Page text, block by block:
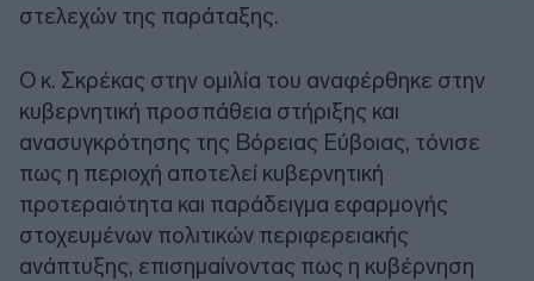
στελεχών της παράταξης.
Ο κ. Σκρέκας στην ομιλία του αναφέρθηκε στην
κυβερνητική προσπάθεια στήριξης και
ανασυγκρότησης της Βόρειας Εύβοιας, τόνισε
πως η περιοχή αποτελεί κυβερνητική
προτεραιότητα και παράδειγμα εφαρμογής
στοχευμένων πολιτικών περιφερειακής
ανάπτυξης, επισημαίνοντας πως η κυβέρνηση